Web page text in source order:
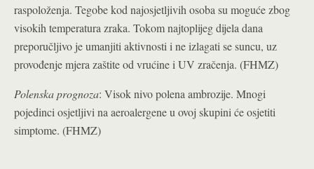
raspoloženja. Tegobe kod najosjetljivih osoba su moguće zbog
visokih temperatura zraka. Tokom najtoplijeg dijela dana
preporučljivo je umanjiti aktivnosti i ne izlagati se suncu, uz
provođenje mjera zaštite od vrućine i UV zračenja. (FHMZ)
Polenska prognoza: Visok nivo polena ambrozije. Mnogi
pojedinci osjetljivi na aeroalergene u ovoj skupini će osjetiti
simptome. (FHMZ)